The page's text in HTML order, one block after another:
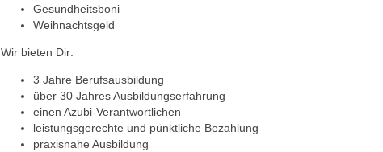
Gesundheitsboni
Weihnachtsgeld
Wir bieten Dir:
3 Jahre Berufsausbildung
über 30 Jahres Ausbildungserfahrung
einen Azubi-Verantwortlichen
leistungsgerechte und pünktliche Bezahlung
praxisnahe Ausbildung